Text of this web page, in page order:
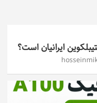
ایرانیان است؟